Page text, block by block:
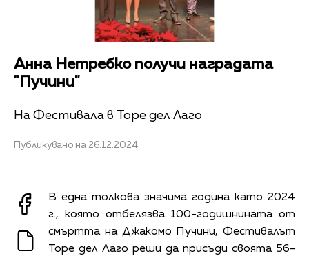
Анна Нетребко получи наградата
"Пучини"
На Фестивала в Торе дел Лаго
Публикувано на 26.12.2024
В една толкова значима година като 2024
г., която отбелязва 100-годишнината от
смъртта на Джакомо Пучини, Фестивалът
Торе дел Лаго реши да присъди своята 56-